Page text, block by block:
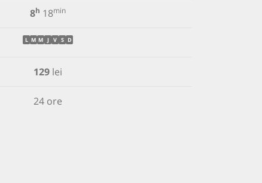
8h 18min
L M M J V S D
129 lei
24 ore